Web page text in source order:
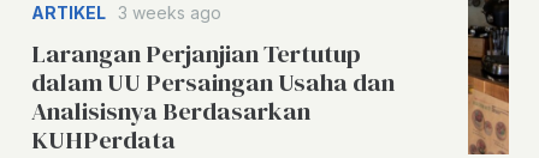
ARTIKEL 3 weeks ago
Larangan Perjanjian Tertutup
dalam UU Persaingan Usaha dan
Analisisnya Berdasarkan
KUHPerdata